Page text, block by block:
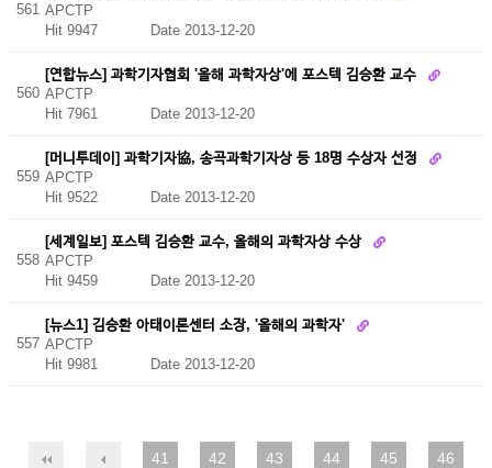
561 APCTP
Hit 9947
Date 2013-12-20
560
[연합뉴스] 과학기자협회 '올해 과학자상'에 포스텍 김승환 교수
APCTP
Hit 7961
Date 2013-12-20
559
[머니투데이] 과학기자協, 송곡과학기자상 등 18명 수상자 선정
APCTP
Hit 9522
Date 2013-12-20
558
[세계일보] 포스텍 김승환 교수, 올해의 과학자상 수상
APCTP
Hit 9459
Date 2013-12-20
557
[뉴스1] 김승환 아태이론센터 소장, '올해의 과학자'
APCTP
Hit 9981
Date 2013-12-20
41 42 43 44 45
46